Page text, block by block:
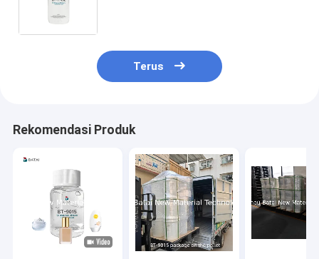
Terus
Rekomendasi Produk